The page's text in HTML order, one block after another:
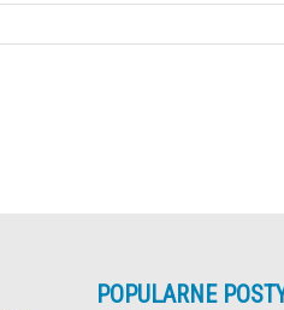
POPULARNE